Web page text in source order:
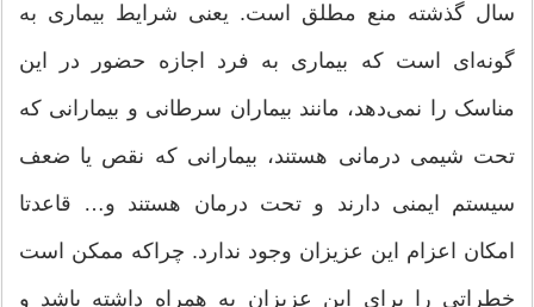
سال گذشته منع مطلق است. یعنی شرایط بیماری به
گونه‌ای است که بیماری به فرد اجازه حضور در این
مناسک را نمی‌دهد، مانند بیماران سرطانی و بیمارانی که
تحت شیمی درمانی هستند، بیمارانی که نقص یا ضعف
سیستم ایمنی دارند و تحت درمان هستند و… قاعدتا
امکان اعزام این عزیزان وجود ندارد. چراکه ممکن است
خطراتی را برای این عزیزان به همراه داشته باشد و